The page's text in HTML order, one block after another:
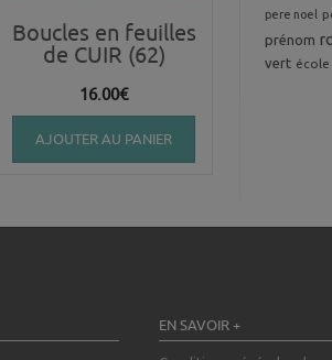
Boucles en feuilles
de CUIR (62)
16.00€
AJOUTER AU PANIER
pere noel
prénom
vert école
EN SAVOIR +